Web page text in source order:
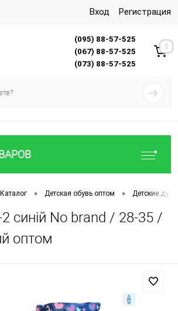
Вход Регистрация
(095) 88-57-525
(067) 88-57-525
(073) 88-57-525
0
Каталог • Детская обувь оптом • Детские
синій No brand / 28-35 /
оптом